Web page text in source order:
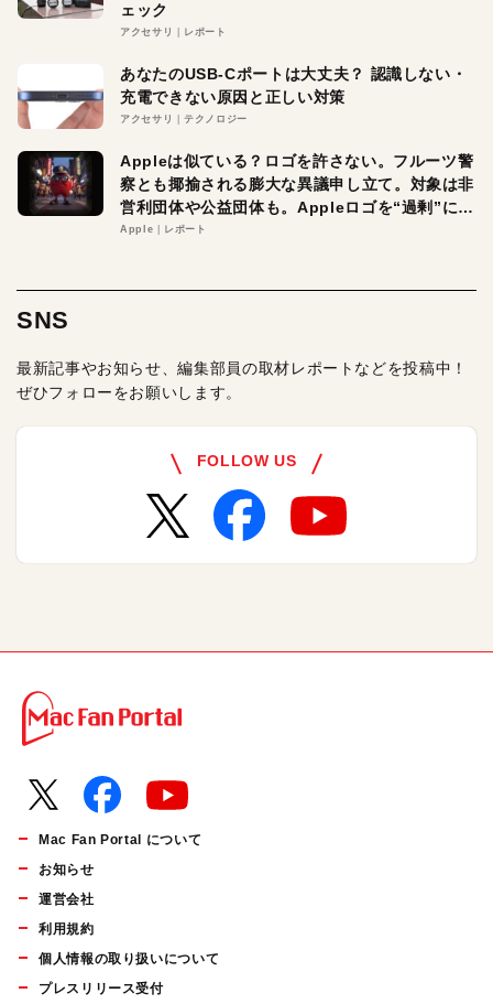
ェック
アクセサリ レポート
あなたのUSB-Cポートは大丈夫？ 認識しない・
充電できない原因と正しい対策
アクセサリ テクノロジー
Appleは似ている？ロゴを許さない。フルーツ警
察とも揶揄される膨大な異議申し立て。対象は非
営利団体や公益団体も。Appleロゴを“過剰”に守
る理由とは
Apple レポート
SNS
最新記事やお知らせ、編集部員の取材レポートなどを投稿中！
ぜひフォローをお願いします。
FOLLOW US
Mac Fan Portal について
お知らせ
運営会社
利用規約
個人情報の取り扱いについて
プレスリリース受付